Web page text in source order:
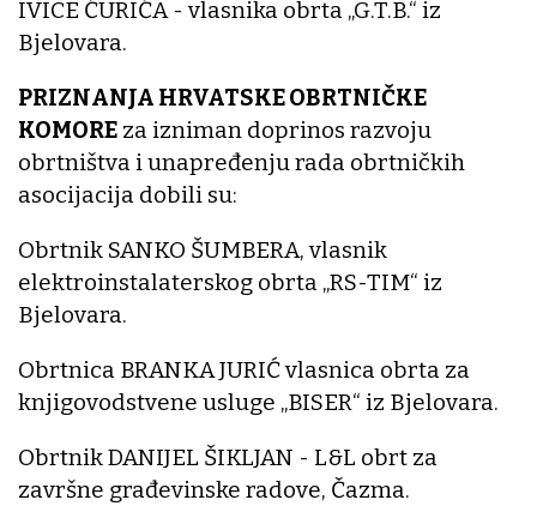
IVICE ĆURIĆA - vlasnika obrta „G.T.B.“ iz
Bjelovara.
PRIZNANJA HRVATSKE OBRTNIČKE
KOMORE za izniman doprinos razvoju
obrtništva i unapređenju rada obrtničkih
asocijacija dobili su:
Obrtnik SANKO ŠUMBERA, vlasnik
elektroinstalaterskog obrta „RS-TIM“ iz
Bjelovara.
Obrtnica BRANKA JURIĆ vlasnica obrta za
knjigovodstvene usluge „BISER“ iz Bjelovara.
Obrtnik DANIJEL ŠIKLJAN - L&L obrt za
završne građevinske radove, Čazma.